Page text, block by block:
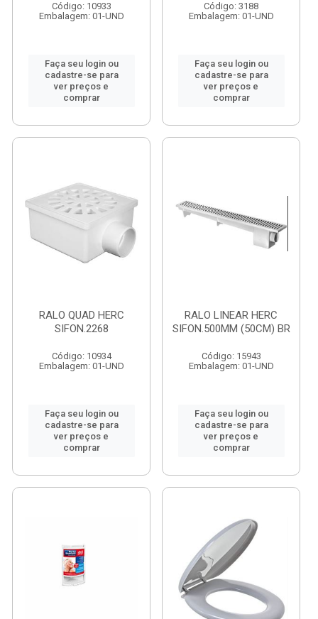
Código: 10933
Embalagem: 01-UND
Faça seu login ou
cadastre-se para
ver preços e
comprar
Código: 3188
Embalagem: 01-UND
Faça seu login ou
cadastre-se para
ver preços e
comprar
RALO QUAD HERC
SIFON.2268
Código: 10934
Embalagem: 01-UND
Faça seu login ou
cadastre-se para
ver preços e
comprar
RALO LINEAR HERC
SIFON.500MM (50CM) BR
Código: 15943
Embalagem: 01-UND
Faça seu login ou
cadastre-se para
ver preços e
comprar